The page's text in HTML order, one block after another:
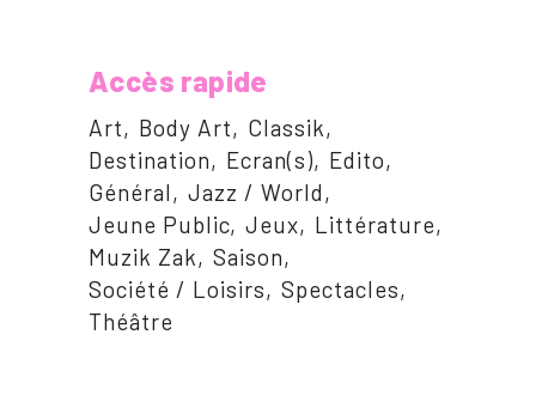
Accès rapide
Art Body Art
Classik
Destination
Ecran(s)
Edito
Général
Jazz / World
Jeune Public Jeux
Littérature
Muzik Zak
Saison
Société / Loisirs
Spectacles
Théâtre